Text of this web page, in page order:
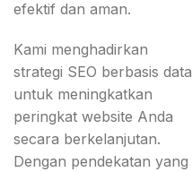
efektif dan aman.
Kami menghadirkan
strategi SEO berbasis data
untuk meningkatkan
peringkat website Anda
secara berkelanjutan.
Dengan pendekatan yang